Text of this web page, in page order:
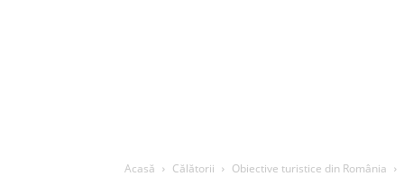
Acasă Călătorii Obiective turistice din România